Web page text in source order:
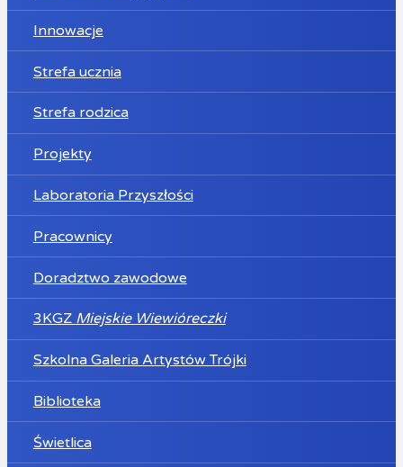
Innowacje
Strefa ucznia
Strefa rodzica
Projekty
Laboratoria Przyszłości
Pracownicy
Doradztwo zawodowe
3KGZ Miejskie Wiewióreczki
Szkolna Galeria Artystów Trójki
Biblioteka
Świetlica